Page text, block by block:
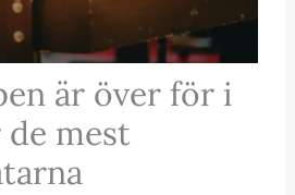
är över för i
de mest